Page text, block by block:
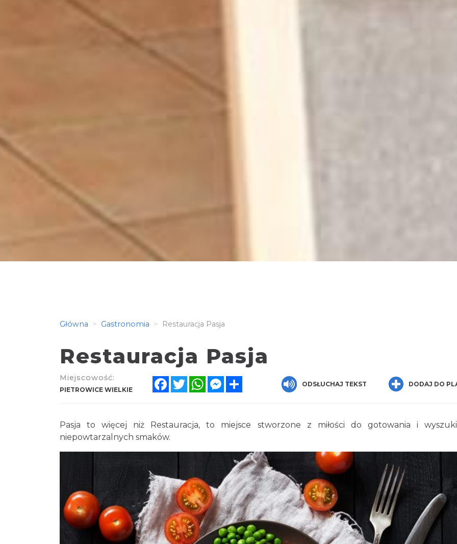
Główna Gastronomia Restauracja Pasja
Restauracja Pasja
Miejscowość:
PIETROWICE WIELKIE
FacebookTwitterWhatsAppMessenger ODSŁUCHAJ TEKST DODAJ DO
Pasja to więcej niż Restauracja, to miejsce stworzone z miłości do gotowania i
niepowtarzalnych smaków.